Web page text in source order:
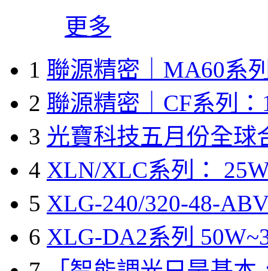
更多
1 聯源精密｜MA60系
2 聯源精密｜CF系列：
3 光寶科技五月份全球
4 XLN/XLC系列：
5 XLG-240/320-48-
6 XLG-DA2系列